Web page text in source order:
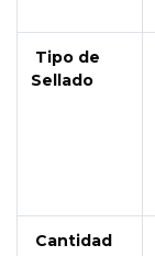
Tipo de
Sellado
Cantidad